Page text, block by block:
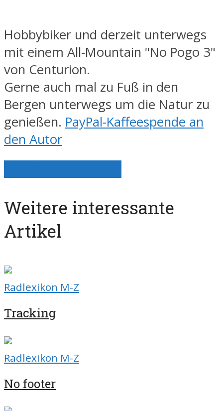
Hobbybiker und derzeit unterwegs
mit einem All-Mountain "No Pogo 3"
von Centurion.
Gerne auch mal zu Fuß in den
Bergen unterwegs um die Natur zu
genießen. PayPal-Kaffeespende an
den Autor
Weitere interessante
Artikel
Radlexikon M-Z
Tracking
Radlexikon M-Z
No footer